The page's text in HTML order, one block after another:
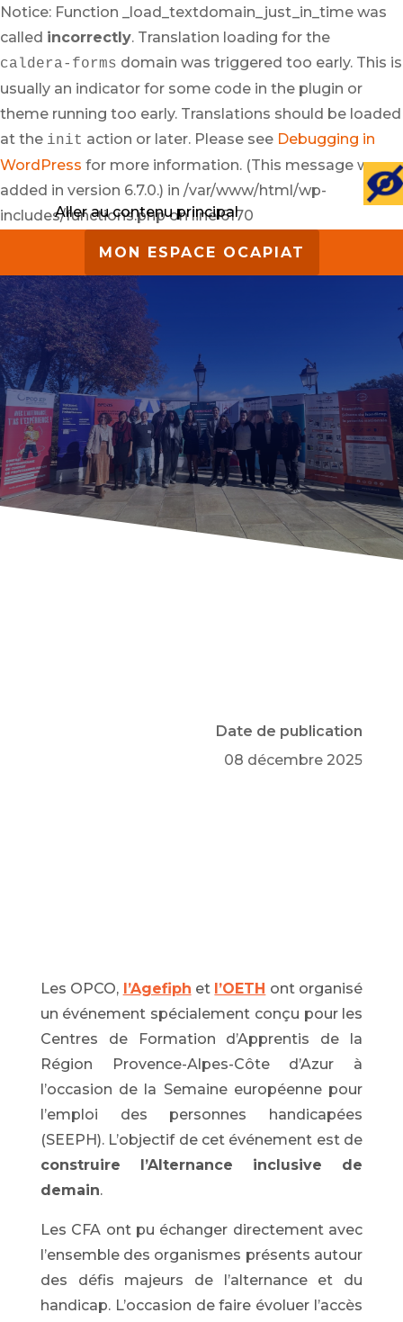
Notice: Function _load_textdomain_just_in_time was
called incorrectly. Translation loading for the
caldera-forms domain was triggered too early. This is
usually an indicator for some code in the plugin or
theme running too early. Translations should be loaded
at the init action or later. Please see Debugging in
WordPress for more information. (This message was
added in version 6.7.0.) in /var/www/html/wp-
includes/functions.php on line 6170
Aller au contenu principal
MON ESPACE OCAPIAT
Date de publication
08 décembre 2025
Les OPCO, l’Agefiph et l’OETH ont organisé
un événement spécialement conçu pour les
Centres de Formation d’Apprentis de la
Région
Provence-Alpes-Côte d’Azur à
l’occasion de la Semaine européenne pour
l’emploi des personnes handicapées
(SEEPH). L’objectif de cet événement est de
construire l’Alternance inclusive de
demain.
Les CFA ont pu échanger directement avec
l’ensemble des organismes présents autour
des défis majeurs de l’alternance et du
handicap. L’occasion de faire évoluer l’accès